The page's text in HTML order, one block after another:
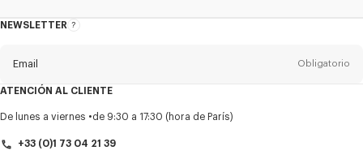
NEWSLETTER
Acerca
Email Obligatorio
TítuloObligatorio
ATENCIÓN AL CLIENTE
De lunes a viernes de 9:30 a 17:30 (hora de París)
+33 (0)1 73 04 21 39